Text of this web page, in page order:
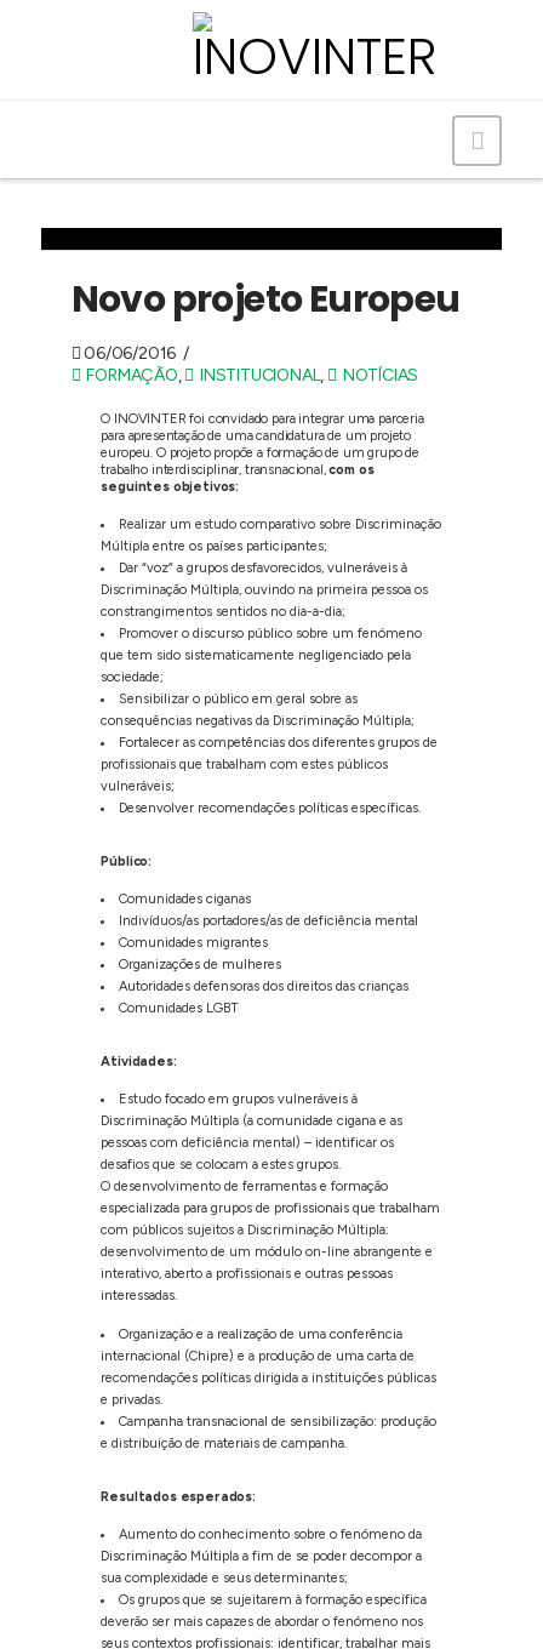
Novo projeto Europeu
06/06/2016
FORMAÇÃO, INSTITUCIONAL, NOTÍCIAS
O INOVINTER foi convidado para integrar uma parceria
para apresentação de uma candidatura de um projeto
europeu. O projeto propõe a formação de um grupo de
trabalho interdisciplinar, transnacional,com os
seguintes objetivos:
Realizar um estudo comparativo sobre Discriminação
Múltipla entre os países participantes;
Dar “voz” a grupos desfavorecidos, vulneráveis à
Discriminação Múltipla, ouvindo na primeira pessoa os
constrangimentos sentidos no dia-a-dia;
Promover o discurso público sobre um fenómeno
que tem sido sistematicamente negligenciado pela
sociedade;
Sensibilizar o público em geral sobre as
consequências negativas da Discriminação Múltipla;
Fortalecer as competências dos diferentes grupos de
profissionais que trabalham com estes públicos
vulneráveis;
Desenvolver recomendações políticas específicas.
Público:
Comunidades ciganas
Indivíduos/as portadores/as de deficiência mental
Comunidades migrantes
Organizações de mulheres
Autoridades defensoras dos direitos das crianças
Comunidades LGBT
Atividades:
Estudo focado em grupos vulneráveis à
Discriminação Múltipla (a comunidade cigana e as
pessoas com deficiência mental) – identificar os
desafios que se colocam a estes grupos.
O desenvolvimento de ferramentas e formação
especializada para grupos de profissionais que trabalham
com públicos sujeitos a Discriminação Múltipla:
desenvolvimento de um módulo on-line abrangente e
interativo, aberto a profissionais e outras pessoas
interessadas.
Organização e a realização de uma conferência
internacional (Chipre) e a produção de uma carta de
recomendações políticas dirigida a instituições públicas
e privadas.
Campanha transnacional de sensibilização: produção
e distribuição de materiais de campanha.
Resultados esperados:
Aumento do conhecimento sobre o fenómeno da
Discriminação Múltipla a fim de se poder decompor a
sua complexidade e seus determinantes;
Os grupos que se sujeitarem à formação específica
deverão ser mais capazes de abordar o fenómeno nos
seus contextos profissionais: identificar, trabalhar mais